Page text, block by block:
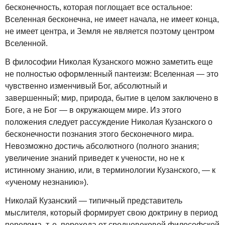
бесконечность, которая поглощает все остальное:
Вселенная бесконечна, не имеет начала, не имеет конца,
не имеет центра, и Земля не является поэтому центром
Вселенной.
В философии Николая Кузанского можно заметить еще
не полностью оформленный пантеизм: Вселенная — это
чувственно изменчивый Бог, абсолютный и
завершенный; мир, природа, бытие в целом заключено в
Боге, а не Бог — в окружающем мире. Из этого
положения следует рассуждение Николая Кузанского о
бесконечности познания этого бесконечного мира.
Невозможно достичь абсолютного (полного знания;
увеличение знаний приведет к учености, но не к
истинному знанию, или, в терминологии Кузанского, — к
«ученому незнанию»).
Николай Кузанский — типичный представитель
мыслителя, который формирует свою доктрину в период